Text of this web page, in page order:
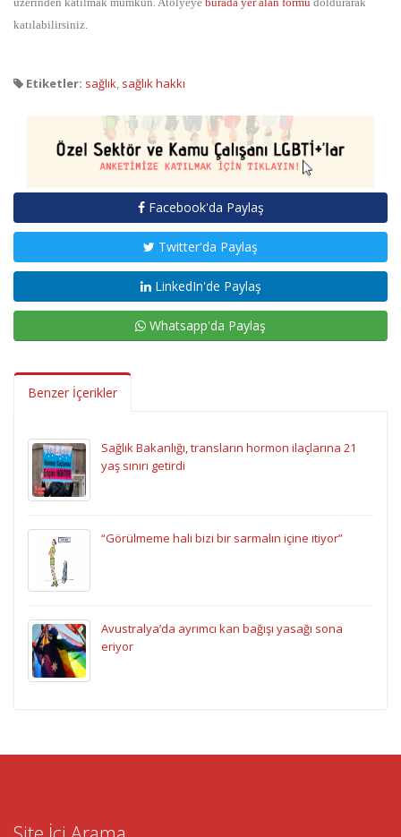
katılabilirsiniz.
Etiketler: sağlık, sağlık hakkı
Facebook'da Paylaş
Twitter'da Paylaş
LinkedIn'de Paylaş
Whatsapp'da Paylaş
Benzer İçerikler
Sağlık Bakanlığı, transların hormon ilaçlarına 21
yaş sınırı getirdi
“Görülmeme hali bizi bir sarmalın içine itiyor”
Avustralya’da ayrımcı kan bağışı yasağı sona
eriyor